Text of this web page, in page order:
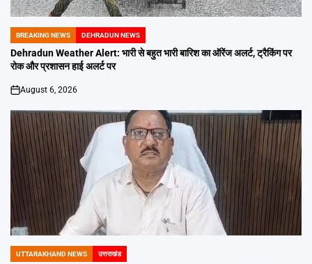
POSTED
IN
BREAKING NEWS DEHRADUN NEWS
Dehradun Weather Alert: भारी से बहुत भारी बारिश का ऑरेंज अलर्ट, ट्रैकिंग पर
रोक और प्रशासन हाई अलर्ट पर
on
August 6, 2026
POSTED
UTTARAKHAND NEWS उत्तराखंड